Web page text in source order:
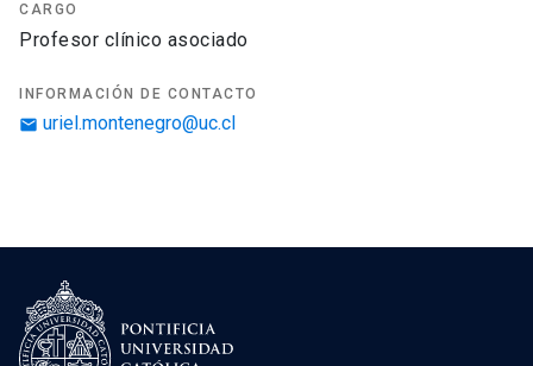
CARGO
profesor clínico asociado
INFORMACIÓN DE CONTACTO
email uriel.montenegro@uc.cl